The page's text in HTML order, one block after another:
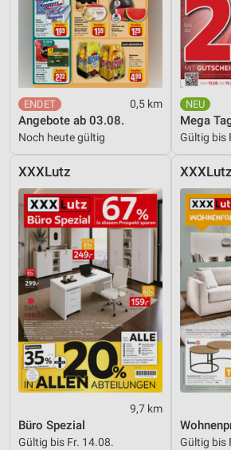
0,5 km
Angebote ab 03.08.
Noch heute gültig
Mega
Gültig bis
XXXLutz
9,7 km
Büro Spezial
Gültig bis Fr. 14.08.
XXXLutz
Gültig bis
Entwicklung und Verbesserung der
Verwendung reduzierter Daten zur
Inhalten
Verwendung genauer Standortdaten
Informationen identifizieren
Nicht-IAB-Verarbeitungszwecke:
Notwendig
Performance
Funktional
Werbung